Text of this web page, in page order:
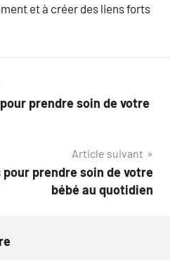
et à créer des liens forts
prendre soin de votre
Article suivant
prendre soin de votre
bébé au quotidien